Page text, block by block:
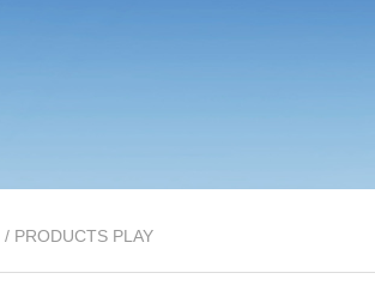
/ PRODUCTS PLAY